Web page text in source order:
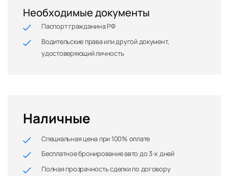
Необходимые документы
Паспорт гражданина РФ
Водительские права или другой документ,
удостоверяющий личность
Наличные
Специальная цена при 100% оплате
Бесплатное бронирование авто до 3-х дней
Полная прозрачность сделки по договору